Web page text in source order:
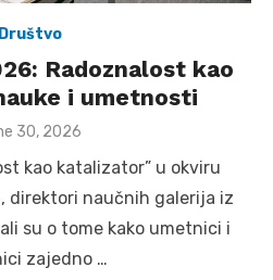
Društvo
Radoznalost kao
i umetnosti
30, 2026
kao katalizator” u okviru
direktori naučnih galerija iz
su o tome kako umetnici i
zajedno …